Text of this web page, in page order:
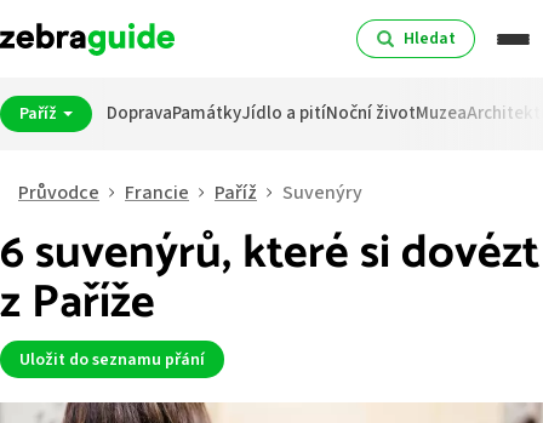
Hledat
Paříž DopravaPamátkyJídlo a pitíNoční životMuzea
Průvodce Francie Paříž Suvenýry
6 suvenýrů, které si dovézt
z Paříže
Uložit do seznamu přání